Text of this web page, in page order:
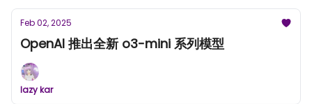
Feb 02, 2025
OpenAI 推出全新 o3-mini 系列模型
lazy kar